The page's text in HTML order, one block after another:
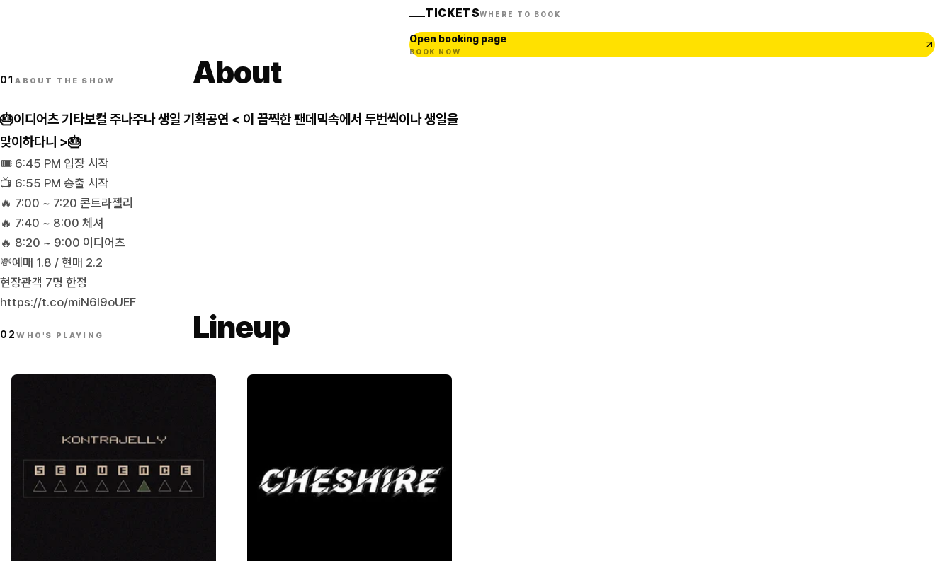
TICKETSWHERE TO BOOK
Open booking page
BOOK NOW
01ABOUT THE SHOW About
🎂이디어츠 기타보컬 주나주나 생일 기획공연 < 이 끔찍한 팬데믹속에서 두번씩이나 생일을
맞이하다니 >🎂
🎟️ 6:45 PM 입장 시작
📺 6:55 PM 송출 시작
🔥 7:00 ~ 7:20 콘트라젤리
🔥 7:40 ~ 8:00 체셔
🔥 8:20 ~ 9:00 이디어츠
💸예매 1.8 / 현매 2.2
현장관객 7명 한정
https://t.co/miN6l9oUEF
02WHO'S PLAYING Lineup